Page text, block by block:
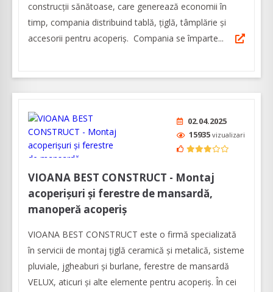
construcții sănătoase, care generează economii în
timp, compania distribuind tablă, țiglă, tâmplărie și
accesorii pentru acoperiș. Compania se împarte...
02.04.2025
15935 vizualizari
VIOANA BEST CONSTRUCT - Montaj
acoperișuri și ferestre de mansardă,
manoperă acoperiș
VIOANA BEST CONSTRUCT este o firmă specializată
în servicii de montaj țiglă ceramică și metalică, sisteme
pluviale, jgheaburi și burlane, ferestre de mansardă
VELUX, aticuri și alte elemente pentru acoperiș. În cei